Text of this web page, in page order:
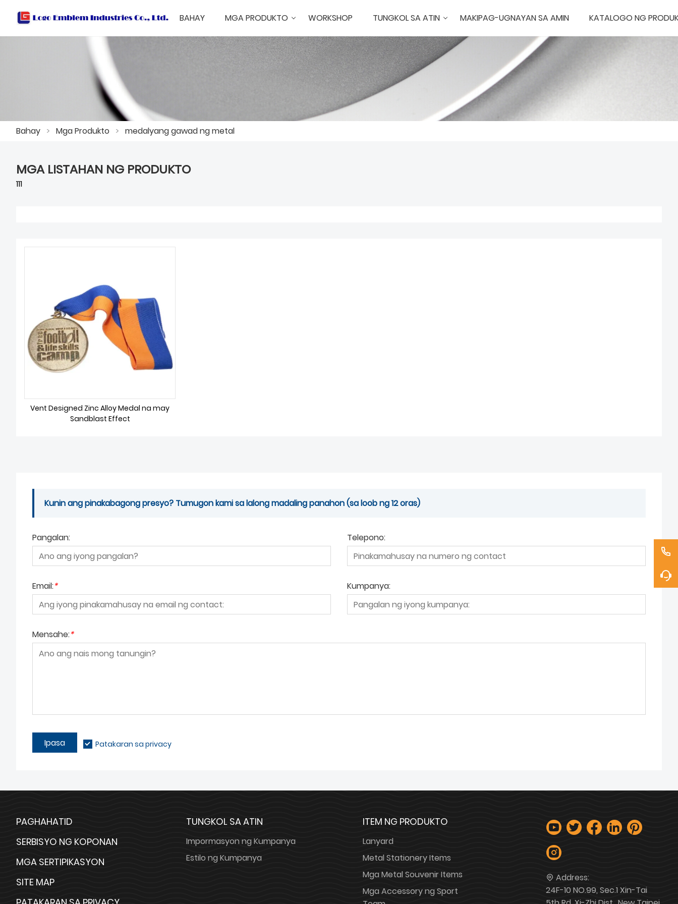
BAHAY MGA PRODUKTO WORKSHOP TUNGKOL SA ATIN MAKIPAG-UGNAYAN SA AMIN KATALOGO NG
Bahay > Mga Produkto > medalyang gawad ng metal
MGA LISTAHAN NG PRODUKTO
111
Vent Designed Zinc Alloy Medal na may
Sandblast Effect
Kunin ang pinakabagong presyo? Tumugon kami sa lalong madaling panahon (sa loob ng 12 oras)
Pangalan: Telepono:
Email:* Kumpanya:
Mensahe:*
Ipasa Patakaran sa privacy
PAGHAHATID
SERBISYO NG KOPONAN
MGA SERTIPIKASYON
SITE MAP
TUNGKOL SA ATIN
Impormasyon ng Kumpanya
Estilo ng Kumpanya
ITEM NG PRODUKTO
Lanyard
Metal Stationery Items
Mga Metal Souvenir Items
Mga Accessory ng Sport
Address:
24F-10 NO.99, Sec.1 Xin-Tai